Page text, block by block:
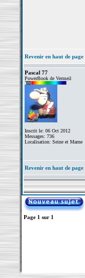
Revenir en haut de page
Pascal 77
PowerBook de Vermeil
Inscrit le: 06 Oct 2012
Messages: 736
Localisation: Seine et Marne
Revenir en haut de page
Page 1 sur 1